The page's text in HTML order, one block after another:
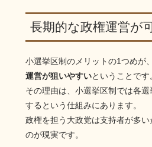
長期的な政権運営が
小選挙区制のメリットの1つめが、
運営が狙いやすいということです
その理由は、小選挙区制では各
するという仕組みにあります。
政権を担う大政党は支持者が多
のが現実です。